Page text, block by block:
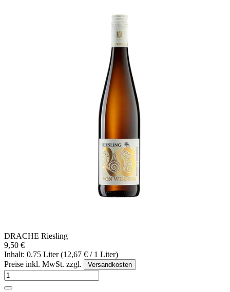
DRACHE Riesling
9,50 €
Inhalt: 0.75 Liter (12,67 € / 1 Liter)
Preise inkl. MwSt. zzgl.
Versandkosten